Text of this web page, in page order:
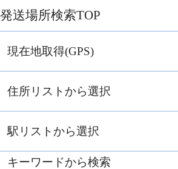
発送場所検索TOP
現在地取得(GPS)
住所リストから選択
駅リストから選択
キーワードから検索